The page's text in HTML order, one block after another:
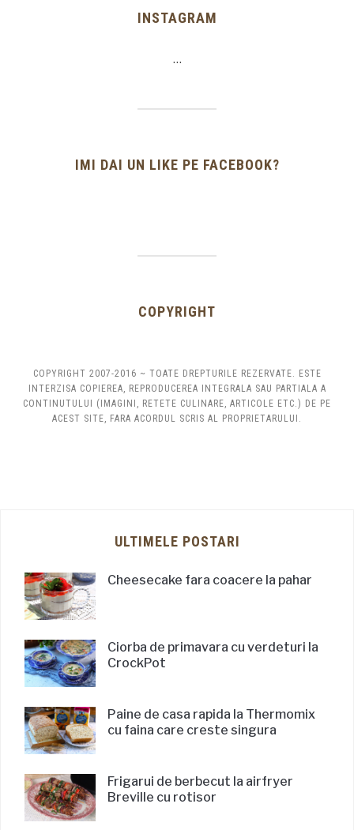
INSTAGRAM
…
IMI DAI UN LIKE PE FACEBOOK?
COPYRIGHT
COPYRIGHT 2007-2016 ~ TOATE DREPTURILE REZERVATE. ESTE
INTERZISA COPIEREA, REPRODUCEREA INTEGRALA SAU PARTIALA A
CONTINUTULUI (IMAGINI, RETETE CULINARE, ARTICOLE ETC.) DE PE
ACEST SITE, FARA ACORDUL SCRIS AL PROPRIETARULUI.
ULTIMELE POSTARI
Cheesecake fara coacere la pahar
Ciorba de primavara cu verdeturi la
CrockPot
Paine de casa rapida la Thermomix
cu faina care creste singura
Frigarui de berbecut la airfryer
Breville cu rotisor